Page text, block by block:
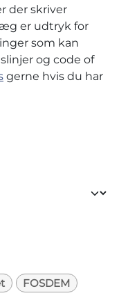
der skriver
er udtryk for
som kan
og code of
gerne hvis du har
FOSDEM